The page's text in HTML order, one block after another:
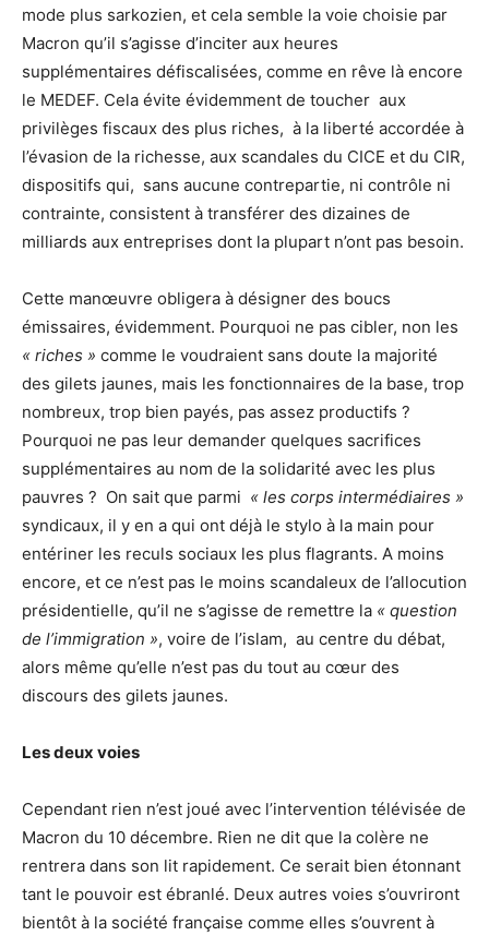
mode plus sarkozien, et cela semble la voie choisie par
Macron qu’il s’agisse d’inciter aux heures
supplémentaires défiscalisées, comme en rêve là encore
le MEDEF. Cela évite évidemment de toucher aux
privilèges fiscaux des plus riches, à la liberté accordée à
l’évasion de la richesse, aux scandales du CICE et du CIR,
dispositifs qui, sans aucune contrepartie, ni contrôle ni
contrainte, consistent à transférer des dizaines de
milliards aux entreprises dont la plupart n’ont pas besoin.
Cette manœuvre obligera à désigner des boucs
émissaires, évidemment. Pourquoi ne pas cibler, non les
« riches » comme le voudraient sans doute la majorité
des gilets jaunes, mais les fonctionnaires de la base, trop
nombreux, trop bien payés, pas assez productifs ?
Pourquoi ne pas leur demander quelques sacrifices
supplémentaires au nom de la solidarité avec les plus
pauvres ? On sait que parmi « les corps intermédiaires »
syndicaux, il y en a qui ont déjà le stylo à la main pour
entériner les reculs sociaux les plus flagrants. A moins
encore, et ce n’est pas le moins scandaleux de l’allocution
présidentielle, qu’il ne s’agisse de remettre la « question
de l’immigration », voire de l’islam, au centre du débat,
alors même qu’elle n’est pas du tout au cœur des
discours des gilets jaunes.
Les deux voies
Cependant rien n’est joué avec l’intervention télévisée de
Macron du 10 décembre. Rien ne dit que la colère ne
rentrera dans son lit rapidement. Ce serait bien étonnant
tant le pouvoir est ébranlé. Deux autres voies s’ouvriront
bientôt à la société française comme elles s’ouvrent à